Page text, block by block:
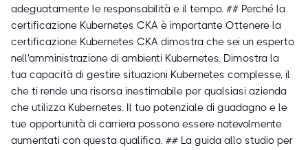
adeguatamente le responsabilità e il tempo. ## Perché la
certificazione Kubernetes CKA è importante Ottenere la
certificazione Kubernetes CKA dimostra che sei un esperto
nell'amministrazione di ambienti Kubernetes. Dimostra la
tua capacità di gestire situazioni Kubernetes complesse, il
che ti rende una risorsa inestimabile per qualsiasi azienda
che utilizza Kubernetes. Il tuo potenziale di guadagno e le
tue opportunità di carriera possono essere notevolmente
aumentati con questa qualifica. ## La guida allo studio per